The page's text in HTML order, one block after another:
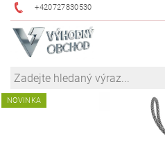
+420727830530
NOVINKA